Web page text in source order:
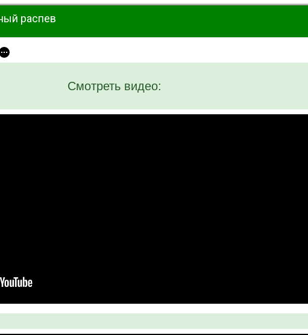
распев
Смотреть видео: